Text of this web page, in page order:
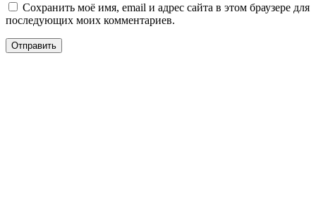
Сохранить моё имя, email и адрес сайта в этом браузере для
последующих моих комментариев.